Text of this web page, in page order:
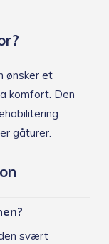
ønsker et
komfort. Den
gåturer.
svært